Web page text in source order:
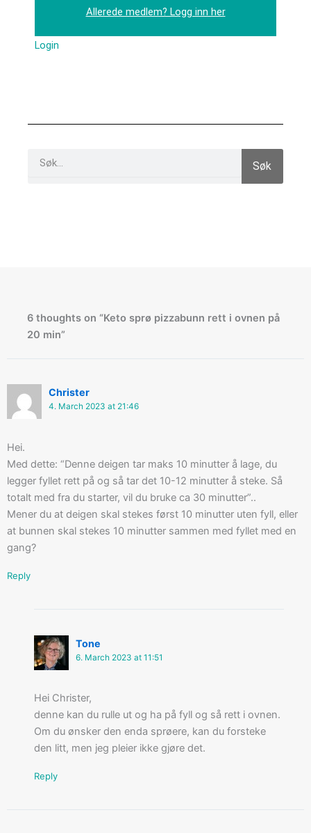
Allerede medlem? Logg inn her
Login
Søk
6 thoughts on “Keto sprø pizzabunn rett i ovnen på
20 min”
Christer
4. March 2023 at 21:46
Hei.
Med dette: “Denne deigen tar maks 10 minutter å lage, du
legger fyllet rett på og så tar det 10-12 minutter å steke. Så
totalt med fra du starter, vil du bruke ca 30 minutter”..
Mener du at deigen skal stekes først 10 minutter uten fyll, eller
at bunnen skal stekes 10 minutter sammen med fyllet med en
gang?
Reply
Tone
6. March 2023 at 11:51
Hei Christer,
denne kan du rulle ut og ha på fyll og så rett i ovnen.
Om du ønsker den enda sprøere, kan du forsteke
den litt, men jeg pleier ikke gjøre det.
Reply